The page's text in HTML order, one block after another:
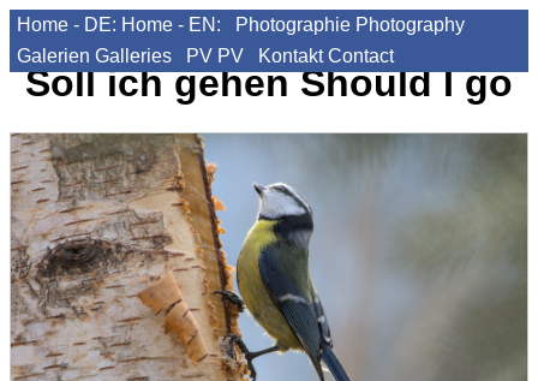
Home - DE: Home - EN: Photographie Photography
Galerien Galleries PV PV Kontakt Contact
Soll ich gehenShould I go